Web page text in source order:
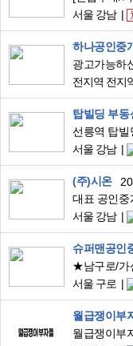
서울 강남
하나공인중
전지역 전지
탑빌딩 부동
서울 강남
(주)시온
대표 공인중
서울 강남
슈퍼맨공인
서울 구로
월급쟁이부